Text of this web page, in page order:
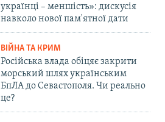
українці – меншість»: дискусія
навколо нової пам'ятної дати
ВІЙНА ТА КРИМ
Російська влада обіцяє закрити
морський шлях українським
БпЛА до Севастополя. Чи реально
це?